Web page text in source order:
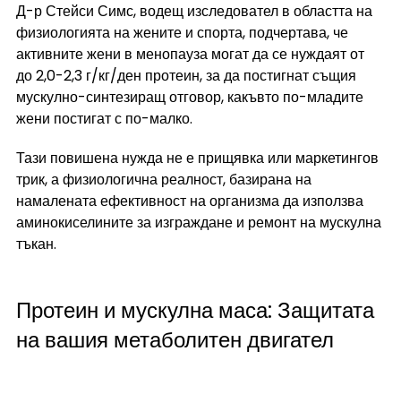
Д-р Стейси Симс, водещ изследовател в областта на
физиологията на жените и спорта, подчертава, че
активните жени в менопауза могат да се нуждаят от
до 2,0-2,3 г/кг/ден протеин, за да постигнат същия
мускулно-синтезиращ отговор, какъвто по-младите
жени постигат с по-малко.
Тази повишена нужда не е прищявка или маркетингов
трик, а физиологична реалност, базирана на
намалената ефективност на организма да използва
аминокиселините за изграждане и ремонт на мускулна
тъкан.
Протеин и мускулна маса: Защитата
на вашия метаболитен двигател